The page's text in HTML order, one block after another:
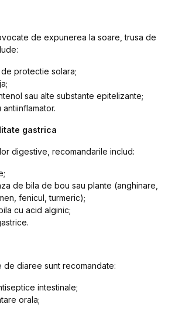
de expunerea la soare, trusa de
protectie solara;
sau alte substante epitelizante;
gastrica
digestive, recomandarile includ:
de bila de bou sau plante (anghinare,
fenicul, turmeric);
cu acid alginic;
de diaree sunt recomandate:
intestinale;
orala;